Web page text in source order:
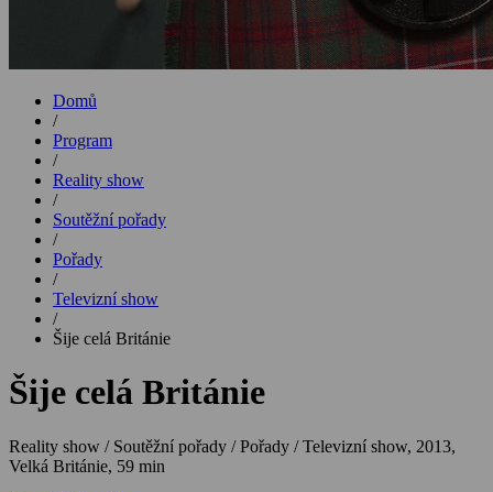
Domů
/
Program
/
Reality show
/
Soutěžní pořady
/
Pořady
/
Televizní show
/
Šije celá Británie
Šije celá Británie
Reality show / Soutěžní pořady / Pořady / Televizní show, 2013,
Velká Británie, 59 min